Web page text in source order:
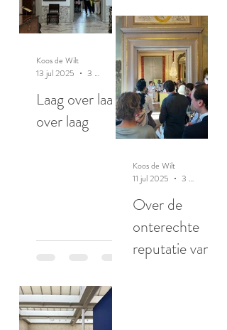
Laag over laag
over laag
Koos de Wilt
13 jul 2025
3 minuten om te lezen
Over de
onterechte
reputatie van
Koos de Wilt
11 jul 2025
3 minuten om te lezen